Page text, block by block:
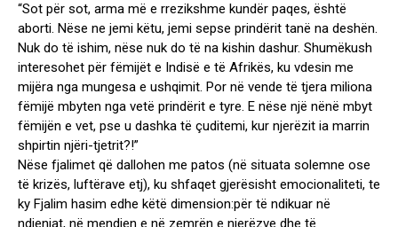
“Sot për sot, arma më e rrezikshme kundër paqes, është
aborti. Nëse ne jemi këtu, jemi sepse prindërit tanë na deshën.
Nuk do të ishim, nëse nuk do të na kishin dashur. Shumëkush
interesohet për fëmijët e Indisë e të Afrikës, ku vdesin me
mijëra nga mungesa e ushqimit. Por në vende të tjera miliona
fëmijë mbyten nga vetë prindërit e tyre. E nëse një nënë mbyt
fëmijën e vet, pse u dashka të çuditemi, kur njerëzit ia marrin
shpirtin njëri-tjetrit?!”
Nëse fjalimet që dallohen me patos (në situata solemne ose
të krizës, luftërave etj), ku shfaqet gjerësisht emocionaliteti, te
ky Fjalim hasim edhe këtë dimension:për të ndikuar në
ndjenjat, në mendjen e në zemrën e njerëzve dhe të